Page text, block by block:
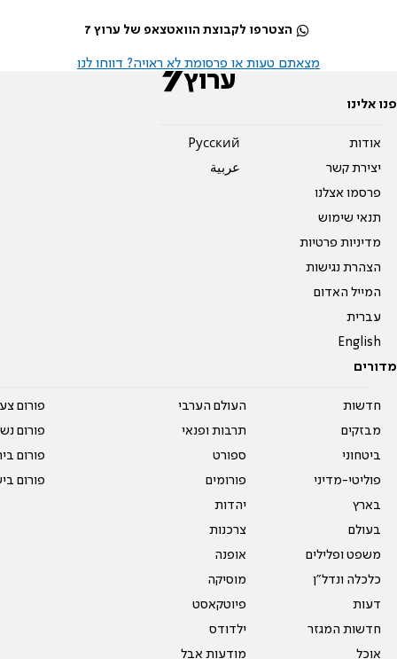
הצטרפו לקבוצת הוואטצאפ של ערוץ 7
מצאתם טעות או פרסומת לא ראויה? דווחו לנו
פנו אלינו
אודות
יצירת קשר
פרסמו אצלנו
תנאי שימוש
מדיניות פרטיות
הצהרת נגישות
המייל האדום
עברית
English
Pусский
عربية
מדורים
חדשות
מבזקים
ביטחוני
פוליטי-מדיני
בארץ
בעולם
משפט ופלילים
כלכלה ונדל"ן
דעות
חדשות המגזר
אוכל
העולם הערבי
תרבות ופנאי
ספורט
פורומים
יהדות
צרכנות
אופנה
מוסיקה
פיוטקאסט
ילדודס
מודעות אבל
פורום
פורום
פורום
פורום